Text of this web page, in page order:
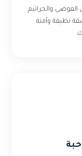
الفوضى والجراثيم
نظيفة وآمنة